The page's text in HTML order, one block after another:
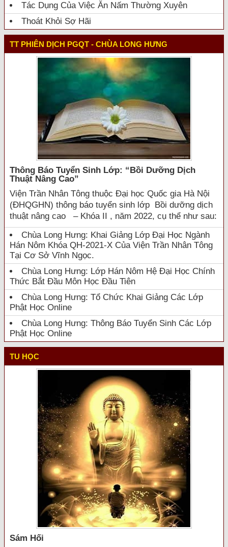
Tác Dụng Của Việc Ăn Nấm Thường Xuyên
Thoát Khỏi Sợ Hãi
TT PHIÊN DỊCH PGQT - CHÙA LONG HƯNG
Thông Báo Tuyển Sinh Lớp: “bồi Dưỡng Dịch
Thuật Nâng Cao”
Viện Trần Nhân Tông thuộc Đại học Quốc gia Hà Nội
(ĐHQGHN) thông báo tuyển sinh lớp Bồi dưỡng dịch
thuật nâng cao – Khóa II , năm 2022, cụ thể như sau:
Chùa Long Hưng: Khai Giảng Lớp Đại Học Ngành
Hán Nôm Khóa QH-2021-X Của Viện Trần Nhân Tông
Tại Cơ Sở Vĩnh Ngọc.
Chùa Long Hưng: Lớp Hán Nôm Hệ Đại Học Chính
Thức Bắt Đầu Môn Học Đầu Tiên
Chùa Long Hưng: Tổ Chức Khai Giảng Các Lớp
Phật Học Online
Chùa Long Hưng: Thông Báo Tuyển Sinh Các Lớp
Phật Học Online
TU HỌC
Sám Hối